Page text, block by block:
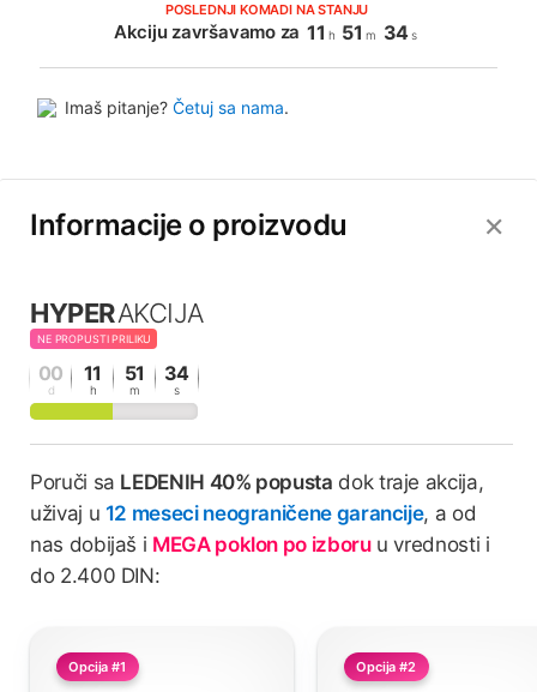
POSLEDNJI KOMADI NA STANJU
Akciju završavamo za 11 h 51 m 34s
Imaš pitanje? Četuj sa nama.
Informacije o proizvodu ✕
HYPERAKCIJA
NE PROPUSTI PRILIKU
00
d
11
h
51
m
34
s
Poruči sa LEDENIH 40% popusta dok traje akcija,
uživaj u 12 meseci neograničene garancije, a od
nas dobijaš i MEGA poklon po izboruu vrednosti i
do 2.400 DIN:
Opcija #1 Opcija #2